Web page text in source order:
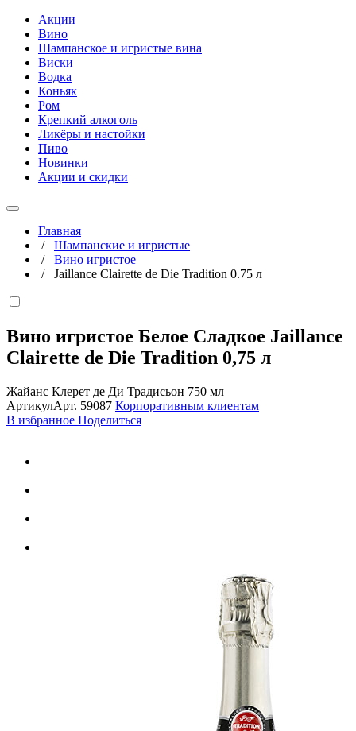
Акции
Вино
Шампанское и игристые вина
Виски
Водка
Коньяк
Ром
Крепкий алкоголь
Ликёры и настойки
Пиво
Новинки
Акции и скидки
Главная
/ Шампанские и игристые
/ Вино игристое
/ Jaillance Clairette de Die Tradition 0.75 л
Вино игристое Белое Сладкое Jaillance
Clairette de Die Tradition 0,75 л
Жайанс Клерет де Ди Традисьон 750 мл
АртикулАрт. 59087 Корпоративным клиентам
В избранное Поделиться